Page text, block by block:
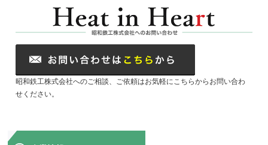
昭和鉄工株式会社へのご相談、ご依頼はお気軽にこちらからお問い合わ
せください。